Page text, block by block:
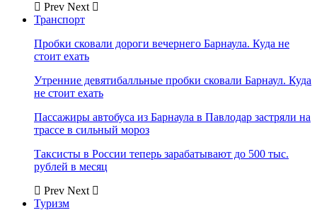
Prev Next
Транспорт
Пробки сковали дороги вечернего Барнаула. Куда не
стоит ехать
Утренние девятибалльные пробки сковали Барнаул. Куда
не стоит ехать
Пассажиры автобуса из Барнаула в Павлодар застряли на
трассе в сильный мороз
Таксисты в России теперь зарабатывают до 500 тыс.
рублей в месяц
Prev Next
Туризм